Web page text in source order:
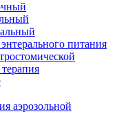
питания
аэрозольной